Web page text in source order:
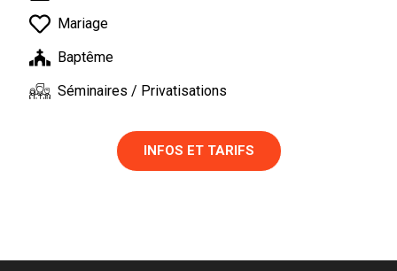
Mariage
Baptême
Séminaires / Privatisations
INFOS ET TARIFS